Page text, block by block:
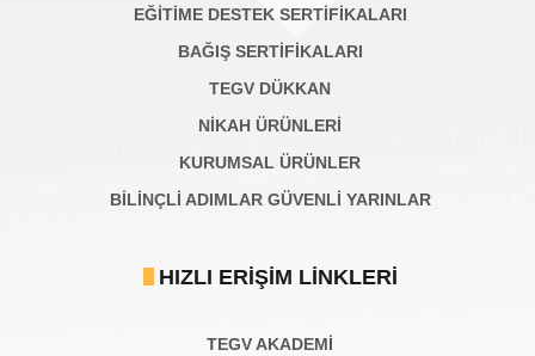
EĞİTİME DESTEK SERTİFİKALARI
BAĞIŞ SERTIFIKALARI
TEGV DÜKKAN
NİKAH ÜRÜNLERİ
KURUMSAL ÜRÜNLER
BILINÇLI ADIMLAR GÜVENLI YARINLAR
HIZLI ERIŞIM LINKLERI
TEGV AKADEMI